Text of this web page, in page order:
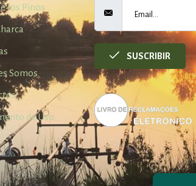
los Pinos
Somos
de Uso
SUSCRIBIR